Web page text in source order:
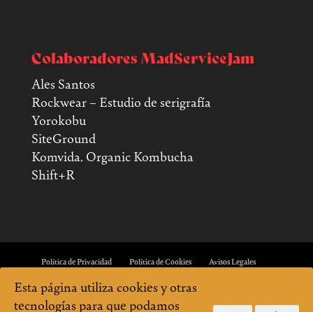
Colaboradores MadServiceJam
Ales Santos
Rockwear – Estudio de serigrafía
Yorokobu
SiteGround
Komvida. Organic Kombucha
Shift+R
Política de Privacidad Política de Cookies Avisos Legales
Esta página utiliza cookies y otras
tecnologías para que podamos